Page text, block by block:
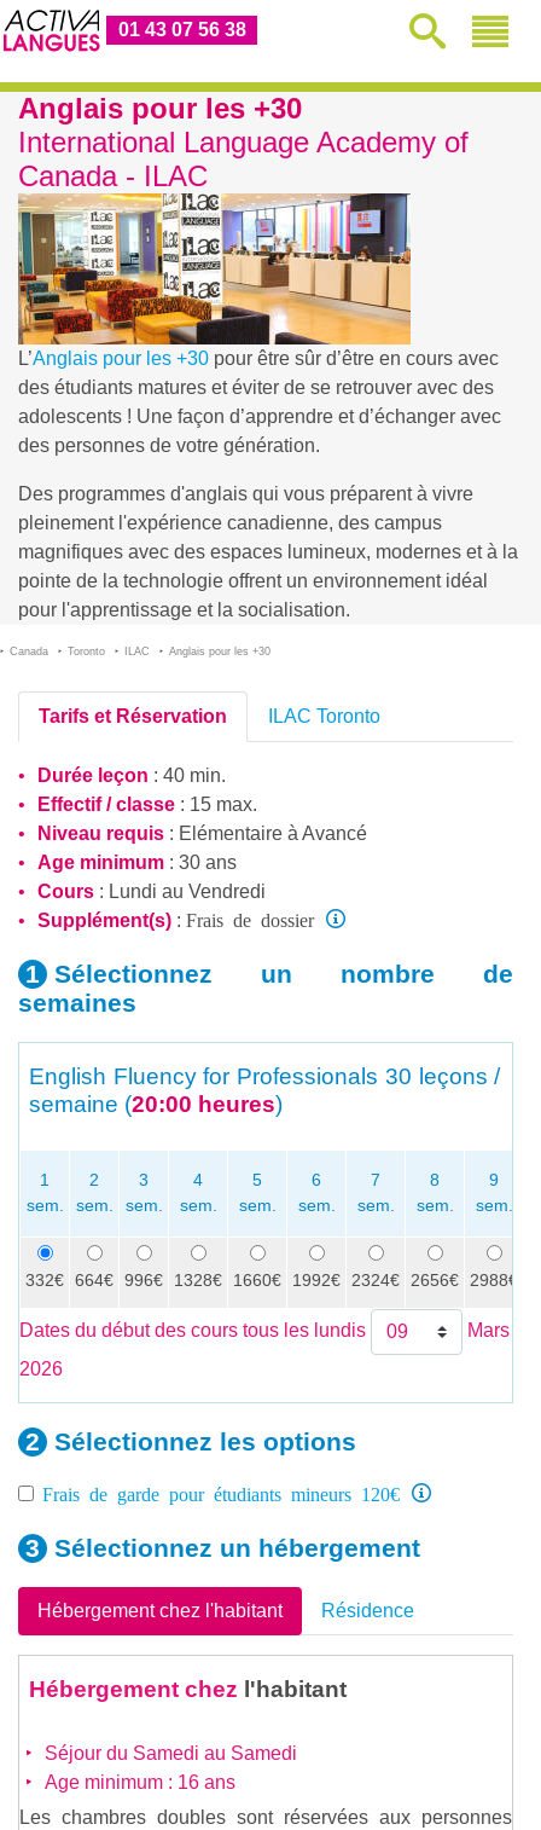
01 43 07 56 38
Anglais pour les +30
International Language Academy of
Canada - ILAC
L’Anglais pour les +30 pour être sûr d’être en cours avec
des étudiants matures et éviter de se retrouver avec des
adolescents ! Une façon d’apprendre et d’échanger avec
des personnes de votre génération.
Des programmes d'anglais qui vous préparent à vivre
pleinement l'expérience canadienne, des campus
magnifiques avec des espaces lumineux, modernes et à la
pointe de la technologie offrent un environnement idéal
pour l'apprentissage et la socialisation.
Canada Toronto ILAC Anglais pour les +30
Tarifs et Réservation ILAC Toronto
Durée leçon : 40 min.
Effectif / classe : 15 max.
Niveau requis : Elémentaire à Avancé
Age minimum : 30 ans
Cours : Lundi au Vendredi
Supplément(s) : Frais de dossier
Sélectionnez un nombre de
semaines
English Fluency for Professionals 30 leçons /
semaine (20:00 heures)
1
sem.
2
sem.
3
sem.
4
sem.
5
sem.
6
sem.
7
sem.
8
sem.
9
sem.
332€ 664€ 996€ 1328€ 1660€ 1992€ 2324€ 2656€ 2988€
Dates du début des cours tous les lundis
Mars
2026
Sélectionnez les options
Frais de garde pour étudiants mineurs 120€
Sélectionnez un hébergement
Hébergement chez l'habitant Résidence
Hébergement chez l'habitant
Séjour du Samedi au Samedi
Age minimum : 16 ans
Les chambres doubles sont réservées aux personnes